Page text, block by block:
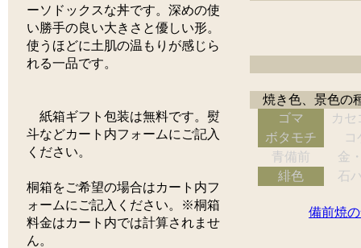
ーソドックスな丼です。深めの使
い勝手の良い大きさと優しい形。
使うほどに土肌の温もりが感じら
れる一品です。
紙箱ギフト包装は無料です。熨
斗などカート内フォームにご記入
ください。
桐箱をご希望の場合はカート内フ
ォームにご記入ください。※桐箱
料金はカート内では計算されませ
ん。
焼き色、景色の
ゴマ
カセ
ボタモチ
コ
青備前
金
緋色
石
備前焼